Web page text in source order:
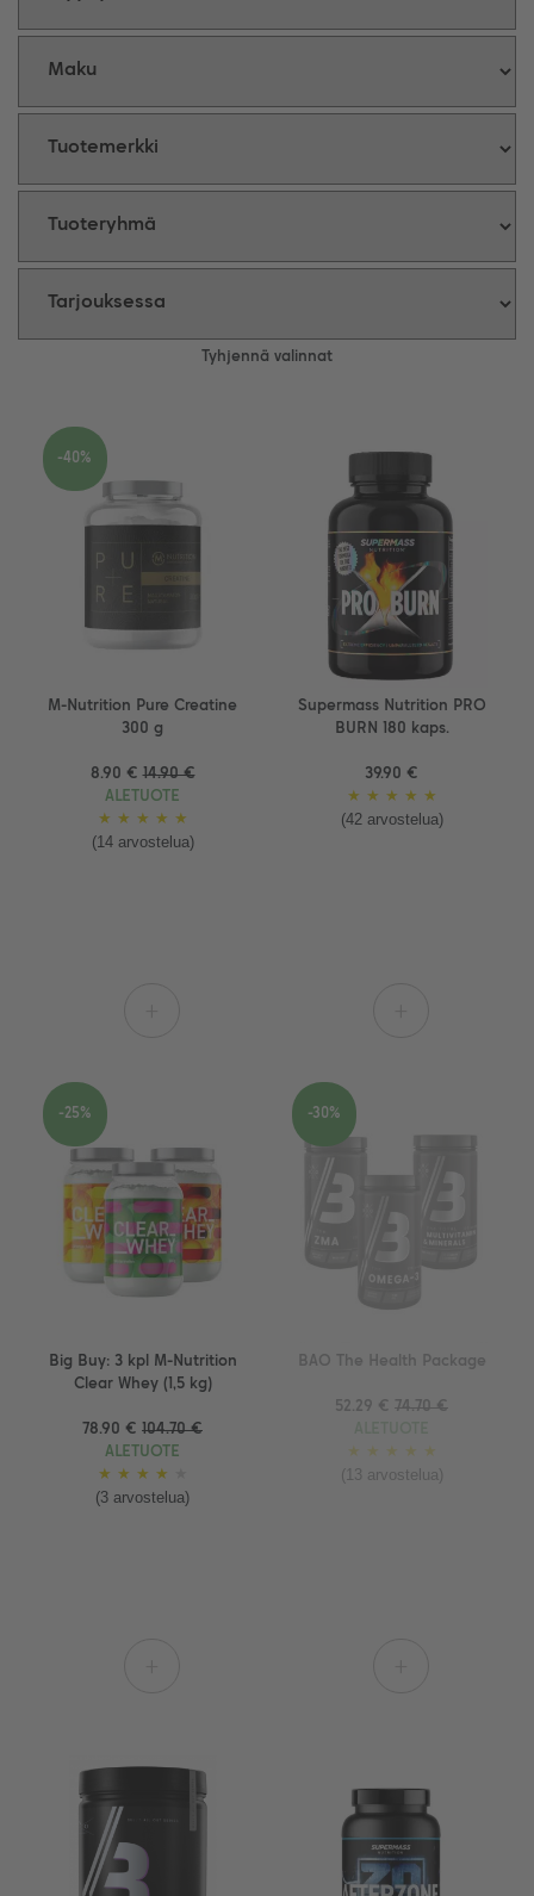
Tyhjennä valinnat
M-Nutrition Pure Creatine
300 g
8.90 € 14.90 €
ALETUOTE
★ ★ ★ ★ ★
(14 arvostelua)
-40%
Supermass Nutrition PRO
BURN 180 kaps.
39.90 €
★ ★ ★ ★ ★
(42 arvostelua)
Big Buy: 3 kpl M-Nutrition
Clear Whey (1,5 kg)
78.90 € 104.70 €
ALETUOTE
★ ★ ★ ★
(3 arvostelua)
-25%
BAO The Health Package
52.29 € 74.70 €
★
★ ★ ★ ★
(13 arvostelua)
-30%